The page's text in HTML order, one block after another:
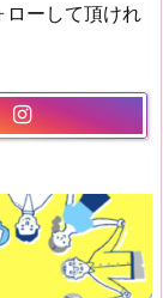
ーして頂けれ